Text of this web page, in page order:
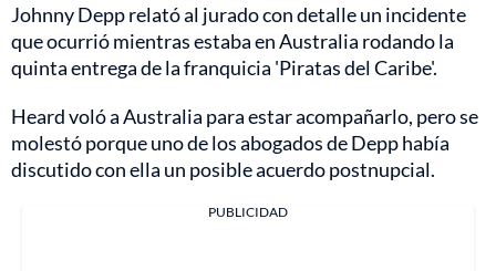
Johnny Depp relató al jurado con detalle un incidente
que ocurrió mientras estaba en Australia rodando la
quinta entrega de la franquicia 'Piratas del Caribe'.
Heard voló a Australia para estar acompañarlo, pero se
molestó porque uno de los abogados de Depp había
discutido con ella un posible acuerdo postnupcial.
PUBLICIDAD